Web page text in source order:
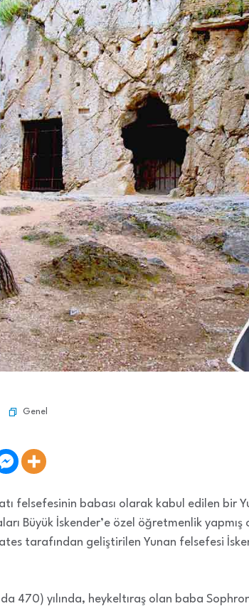
Genel
felsefesinin babası olarak kabul edilen bir
Büyük İskender’e özel öğretmenlik
tarafından geliştirilen Yunan felsefesi
470) yılında, heykeltıraş olan baba